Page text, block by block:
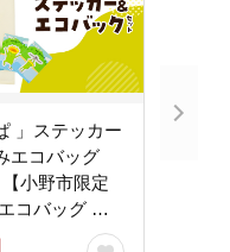
」ステッカー
エコバッグ
小野市限定
コバッグ ス
ール 耐水 小